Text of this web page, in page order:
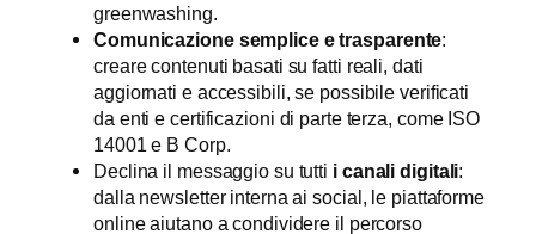
greenwashing.
Comunicazione semplice e trasparente:
creare contenuti basati su fatti reali, dati
aggiornati e accessibili, se possibile verificati
da enti e certificazioni di parte terza, come ISO
14001 e B Corp.
Declina il messaggio su tutti i canali digitali:
dalla newsletter interna ai social, le piattaforme
online aiutano a condividere il percorso